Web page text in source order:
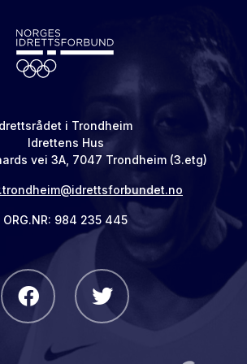
i Trondheim
Idrettens Hus
vei 3A, 7047 Trondheim (3.etg)
ORG.NR: 984 235 445